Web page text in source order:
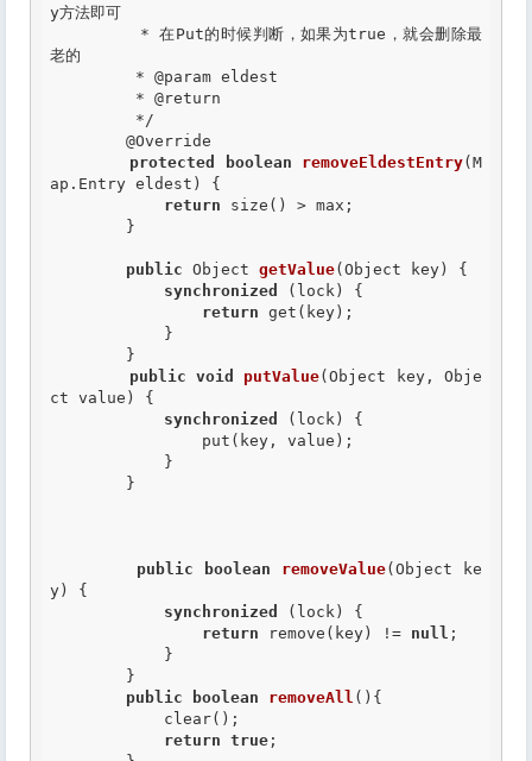
y方法即可
老的
         *
@param eldest
         *
@return
         */
@Override
protected
boolean removeEldestEntry(M
ap.Entry eldest) {
return size() > max;
public Object getValue(Object key) {
synchronized
(lock) {
return get(key);
public
void putValue(Object key, Obje
ct value) {
synchronized
(lock) {
public boolean removeValue(Object ke
y) {
synchronized
(lock) {
return remove(key) != null ;
public
boolean removeAll (){
return true ;